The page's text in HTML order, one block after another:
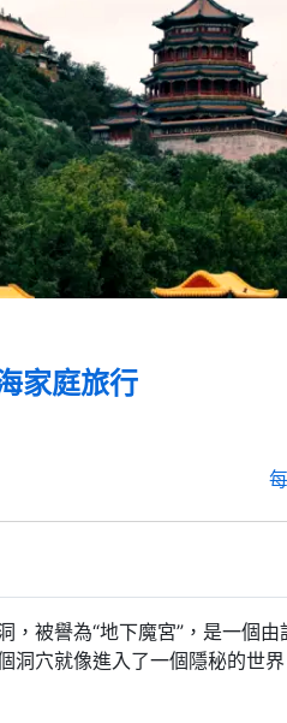
家庭旅行
被譽為“地下魔宮”，是一個
洞穴就像進入了一個隱秘的世